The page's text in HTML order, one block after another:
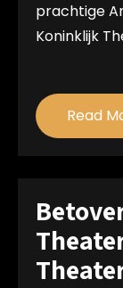
prachtige
Koninklijk
Read